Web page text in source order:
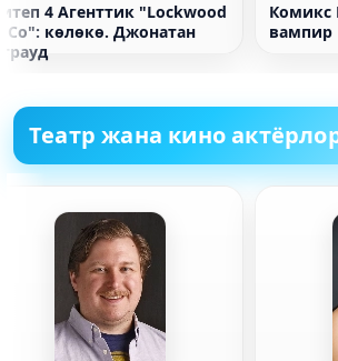
4 Агенттик "Lockwood
Co": көлөкө. Джонатан
Комикс
вампир
Театр жана кино